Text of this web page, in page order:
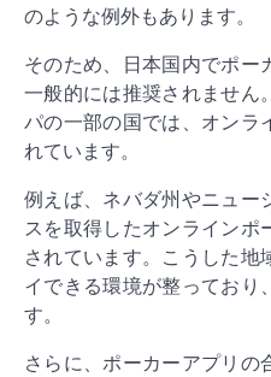
のような例外もあります。
そのため、日本国内でポー
一般的には推奨されません
パの一部の国では、オンラ
れています。
例えば、ネバダ州やニュー
スを取得したオンラインポ
されています。こうした地
イできる環境が整っており
す。
さらに、ポーカーアプリの